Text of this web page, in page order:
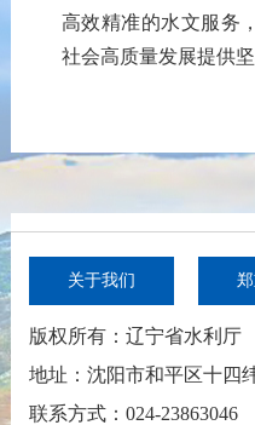
高效精准的水文服务
社会高质量发展提供
关于我们
版权所有：辽宁省水利厅
地址：沈阳市和平区十四
联系方式：024-23863046